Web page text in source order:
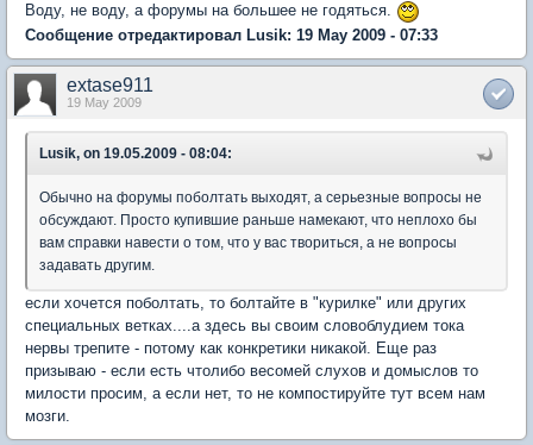
Воду, не воду, а форумы на большее не годяться.
Сообщение отредактировал Lusik: 19 May 2009 - 07:33
extase911
19 May 2009
Lusik, on 19.05.2009 - 08:04:
Обычно на форумы поболтать выходят, а серьезные вопросы не
обсуждают. Просто купившие раньше намекают, что неплохо бы
вам справки навести о том, что у вас твориться, а не вопросы
задавать другим.
если хочется поболтать, то болтайте в "курилке" или других
специальных ветках....а здесь вы своим словоблудием тока
нервы трепите - потому как конкретики никакой. Еще раз
призываю - если есть чтолибо весомей слухов и домыслов то
милости просим, а если нет, то не компостируйте тут всем нам
мозги.